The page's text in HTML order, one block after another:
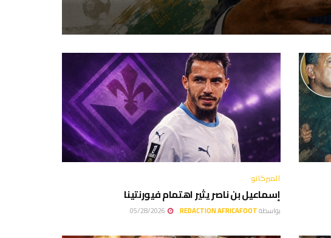
الميركاتو
إسماعيل بن ناصر يثير اهتمام فيورنتينا
بواسطةREDACTION AFRICAFOOT